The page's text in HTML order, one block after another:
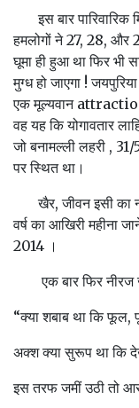
इस बार पारिवारिक
हमलोगों ने 27, 28, और
घूमा ही हुआ था फिर भी
मुग्ध हो जाएगा !
एक मूल्यवान
वह यह कि योगावतार
जो बनामल्ली लहरी , 31/
पर स्थित था।
खैर, जीवन इसी का
वर्ष का आखिरी महीना
2014 ।
एक बार फिर नीरज
“क्या शबाब था कि फूल,
अक्श क्या सुरूप था कि
इस तरफ जमीं उठी तो